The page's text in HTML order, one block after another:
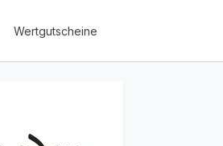
Wertgutscheine